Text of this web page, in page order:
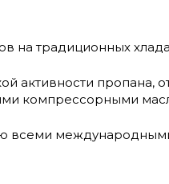
на традиционных
активности пропана,
компрессорными
всеми